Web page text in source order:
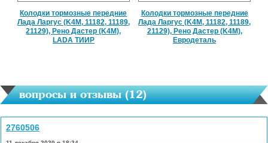
Колодки тормозные передние
Лада Ларгус (K4M, 11182, 11189,
21129), Рено Дастер (K4M),
LADA ТИИР
Колодки тормозные передние
Лада Ларгус (K4M, 11182, 11189,
21129), Рено Дастер (K4M),
Евродеталь
вопросы и отзывы (12)
2760506